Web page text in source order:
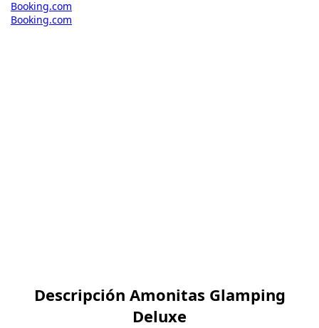
Booking.com
Booking.com
Descripción Amonitas Glamping
Deluxe